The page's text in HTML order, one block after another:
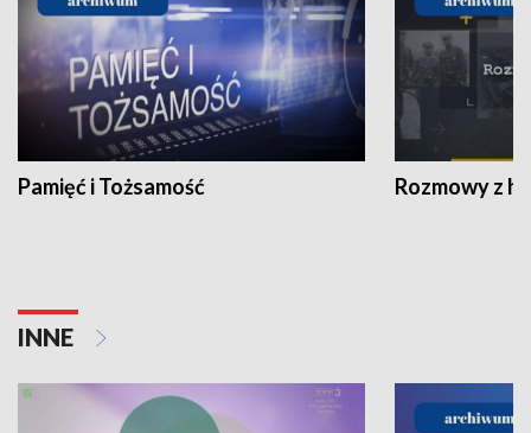
Pamięć i Tożsamość Rozmowy z
INNE